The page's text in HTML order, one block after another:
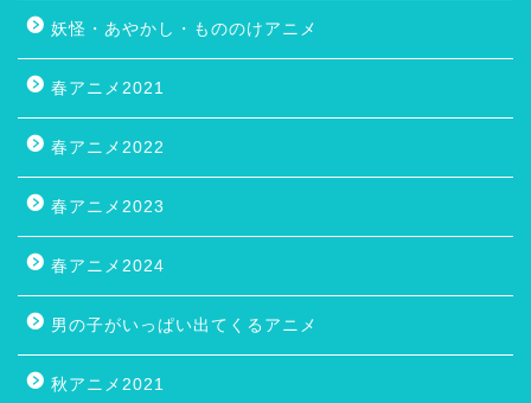
妖怪・あやかし・もののけアニメ
春アニメ2021
春アニメ2022
春アニメ2023
春アニメ2024
男の子がいっぱい出てくるアニメ
秋アニメ2021